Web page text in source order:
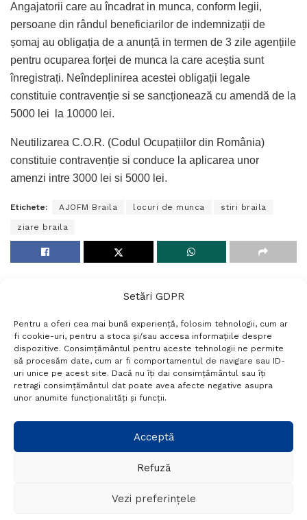
Setări GDPR
Pentru a oferi cea mai bună experiență, folosim tehnologii, cum ar
fi cookie-uri, pentru a stoca și/sau accesa informațiile despre
dispozitive. Consimțământul pentru aceste tehnologii ne permite
să procesăm date, cum ar fi comportamentul de navigare sau ID-
uri unice pe acest site. Dacă nu îți dai consimțământul sau îți
retragi consimțământul dat poate avea afecte negative asupra
unor anumite funcționalități și funcții.
Acceptă
Refuză
Vezi preferințele
Angajatorii care au încadrat in munca, conform legii,
persoane din rândul beneficiarilor de indemnizații de
șomaj au obligația de a anunță in termen de 3 zile agențiile
pentru ocuparea forței de munca la care aceștia sunt
înregistrați. Neîndeplinirea acestei obligații legale
constituie contravenție si se sancționează cu amendă de la
5000 lei la 10000 lei.
Neutilizarea C.O.R. (Codul Ocupațiilor din România)
constituie contravenție si conduce la aplicarea unor
amenzi intre 3000 lei si 5000 lei.
Etichete: AJOFM Braila locuri de munca stiri braila
ziare braila
Termeni si conditii
Politică de confidențialitate
Politica cookies
Setări GDPR
+40 788 760 194